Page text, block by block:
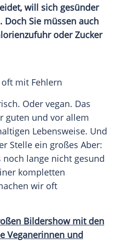
will sich gesünder
Sie müssen auch
oder Zucker
mit Fehlern
Oder vegan. Das
guten und vor allem
Lebensweise. Und
Stelle ein großes Aber:
lange nicht gesund
kompletten
wir oft
Bildershow mit den
Veganerinnen und